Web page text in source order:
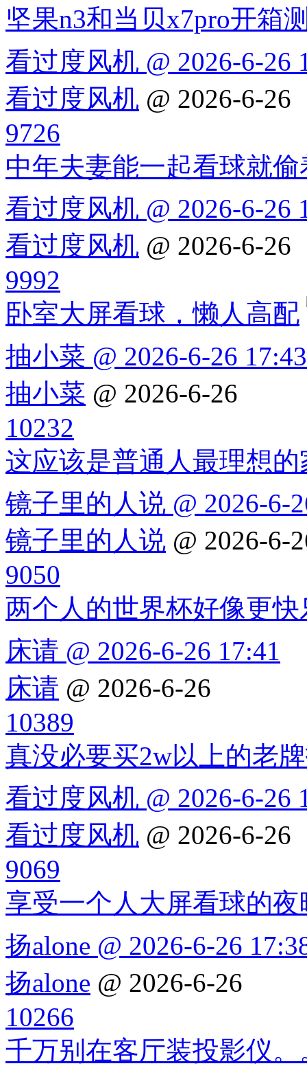
坚果n3和当贝x7pro开箱
看过度风机 @ 2026-6-26
看过度风机 @ 2026-6-26
9726
中年夫妻能一起看球就偷
看过度风机 @ 2026-6-26
看过度风机 @ 2026-6-26
9992
卧室大屏看球，懒人高配
抽小菜 @ 2026-6-26 17:43
抽小菜 @ 2026-6-26
10232
这应该是普通人最理想
镜子里的人说 @ 2026-6-
镜子里的人说 @ 2026-6-
9050
两个人的世界杯好像更快
床请 @ 2026-6-26 17:41
床请 @ 2026-6-26
10389
真没必要买2w以上的老
看过度风机 @ 2026-6-26
看过度风机 @ 2026-6-26
9069
享受一个人大屏看球的夜
扬alone @ 2026-6-26
扬alone @ 2026-6-26
10266
千万别在客厅装投影仪。